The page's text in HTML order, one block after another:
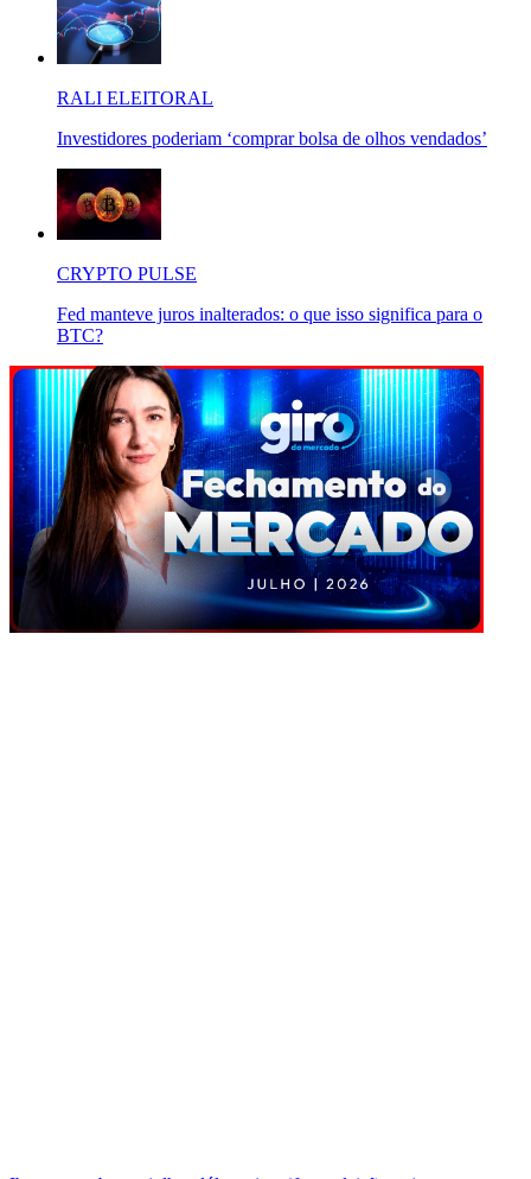
RALI ELEITORAL
Investidores poderiam ‘comprar bolsa de olhos vendados’
CRYPTO PULSE
Fed manteve juros inalterados: o que isso significa para o
BTC?